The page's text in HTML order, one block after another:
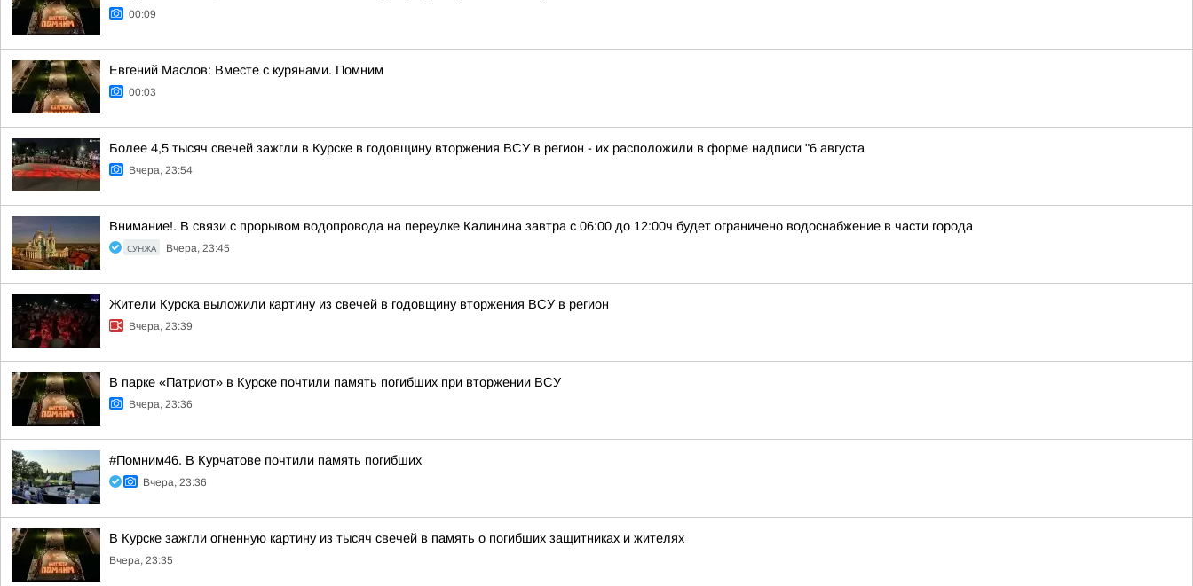
00:09
Евгений Маслов: Вместе с курянами. Помним
00:03
Более 4,5 тысяч свечей зажгли в Курске в годовщину вторжения ВСУ в регион - их расположили в форме надписи "6 августа
Вчера, 23:54
Внимание!. В связи с прорывом водопровода на переулке Калинина завтра с 06:00 до 12:00ч будет ограничено водоснабжение в части города
СУНЖА Вчера, 23:45
Жители Курска выложили картину из свечей в годовщину вторжения ВСУ в регион
Вчера, 23:39
В парке «Патриот» в Курске почтили память погибших при вторжении ВСУ
Вчера, 23:36
#Помним46. В Курчатове почтили память погибших
Вчера, 23:36
В Курске зажгли огненную картину из тысяч свечей в память о погибших защитниках и жителях
Вчера, 23:35